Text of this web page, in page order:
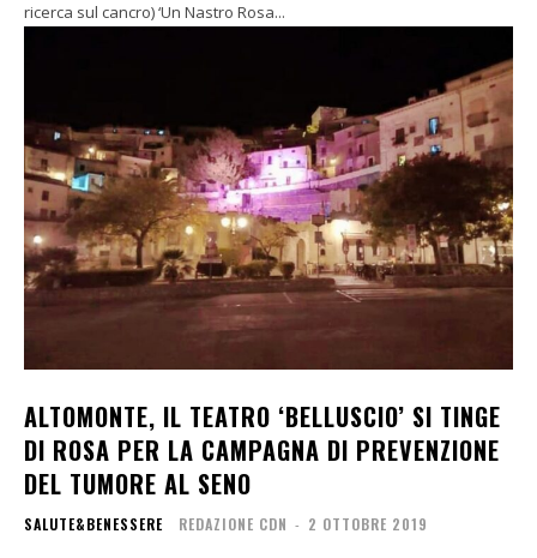
ricerca sul cancro) ‘Un Nastro Rosa...
ALTOMONTE, IL TEATRO ‘BELLUSCIO’ SI TINGE
DI ROSA PER LA CAMPAGNA DI PREVENZIONE
DEL TUMORE AL SENO
SALUTE&BENESSERE REDAZIONE CDN - 2 OTTOBRE 2019